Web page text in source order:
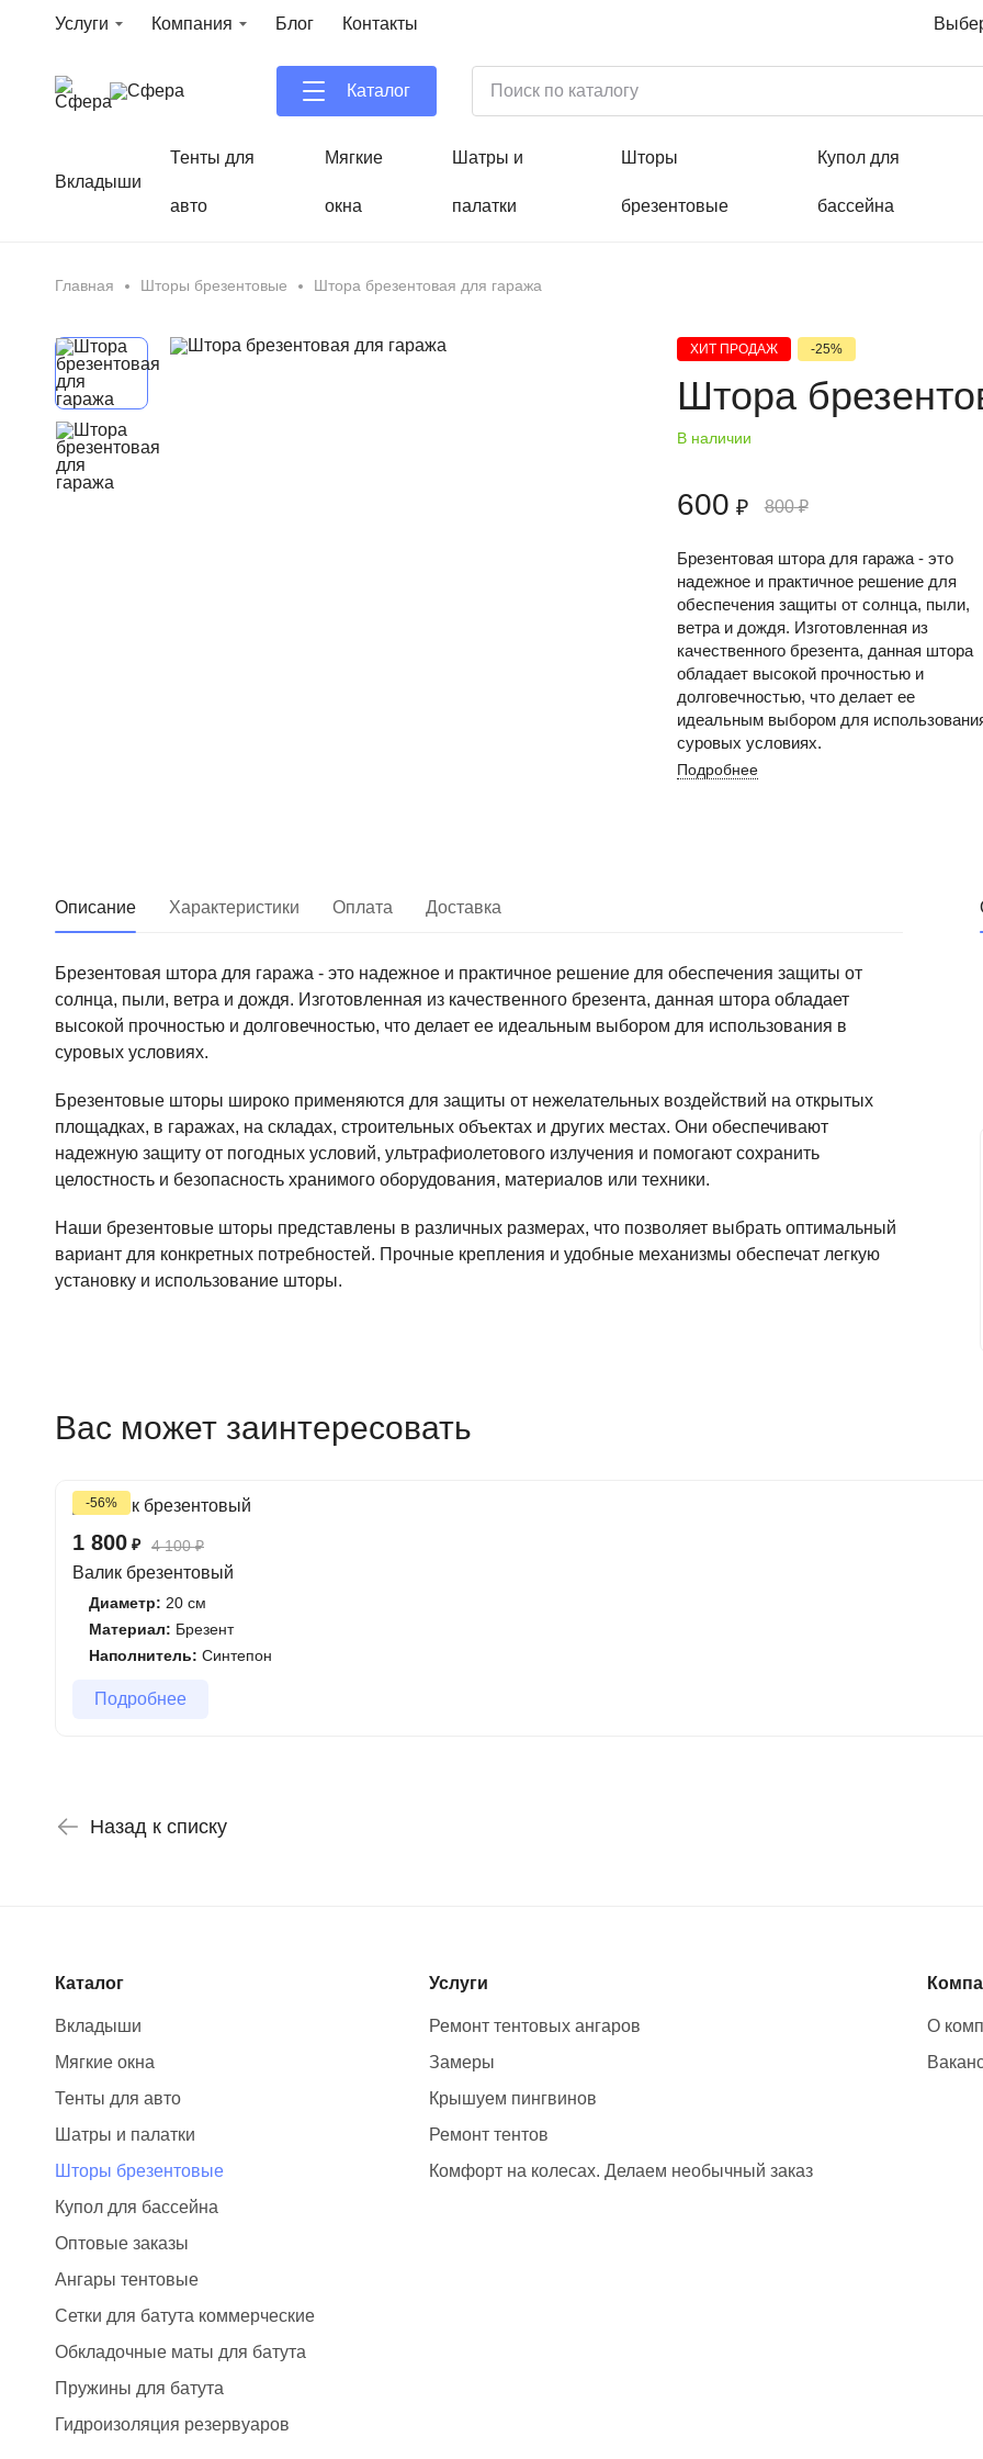
Услуги Компания Блог Контакты
Каталог
Вкладыши
Тенты для
авто
Мягкие
окна
Шатры и
палатки
Шторы
брезентовые
Купол для
бассейна
Главная Шторы брезентовые Штора брезентовая для гаража
ХИТ ПРОДАЖ -25%
Штора
В наличии
600 ₽ 800₽
Брезентовая штора для гаража - это
надежное и практичное решение для
обеспечения защиты от солнца, пыли,
ветра и дождя. Изготовленная из
качественного брезента, данная штора
обладает высокой прочностью и
долговечностью, что делает ее
идеальным выбором для
суровых условиях.
Подробнее
Описание Характеристики Оплата Доставка
Брезентовая штора для гаража - это надежное и практичное решение для обеспечения защиты от
солнца, пыли, ветра и дождя. Изготовленная из качественного брезента, данная штора обладает
высокой прочностью и долговечностью, что делает ее идеальным выбором для использования в
суровых условиях.
Брезентовые шторы широко применяются для защиты от нежелательных воздействий на открытых
площадках, в гаражах, на складах, строительных объектах и других местах. Они обеспечивают
надежную защиту от погодных условий, ультрафиолетового излучения и помогают сохранить
целостность и безопасность хранимого оборудования, материалов или техники.
Наши брезентовые шторы представлены в различных размерах, что позволяет выбрать оптимальный
вариант для конкретных потребностей. Прочные крепления и удобные механизмы обеспечат легкую
установку и использование шторы.
Вас может заинтересовать
-56%
1 800 ₽ 4 100₽
Валик брезентовый
Диаметр: 20 см
Материал: Брезент
Наполнитель: Синтепон
Подробнее
Назад к списку
Каталог
Вкладыши
Мягкие окна
Тенты для авто
Шатры и палатки
Шторы брезентовые
Купол для бассейна
Оптовые заказы
Ангары тентовые
Сетки для батута коммерческие
Обкладочные маты для батута
Пружины для батута
Гидроизоляция резервуаров
Услуги
Ремонт тентовых ангаров
Замеры
Крышуем пингвинов
Ремонт тентов
Комфорт на колесах. Делаем необычный заказ
О